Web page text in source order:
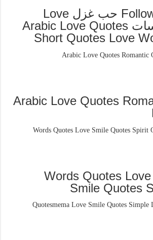
Follow Me Please حب غزل Love
عبارات اقتباسات Arabic Love Quotes
Short Quotes Love
Arabic Love Quotes
تفألت بالخير Words Quotes Love
Smile Quotes